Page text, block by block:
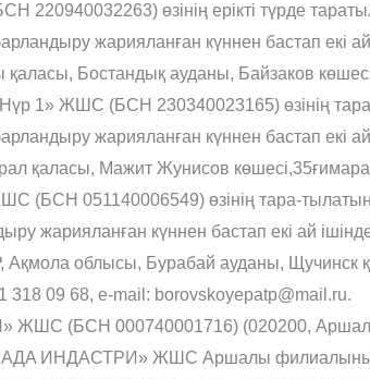
220940032263) өзінің ерікті түрде
жарияланған күннен бастап екі
Бостандық ауданы, Байзаков
1» ЖШС (БСН 230340023165) өзінің
жарияланған күннен бастап екі
қаласы, Мажит Жунисов
(БСН 051140006549) өзінің тара-
жарияланған күннен бастап екі ай
Ақмола облысы, Бурабай ауданы, Щучинск
318 09 68, е-mail: borovskoyepatp@mail.ru.
(БСН 000740001716) (020200, Аршалы
ИНДАСТРИ» ЖШС Аршалы филиалының